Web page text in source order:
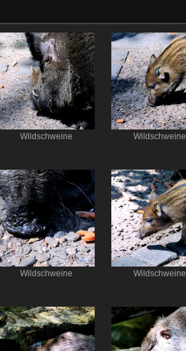
Wildschweine Wildschweine
Wildschweine Wildschweine